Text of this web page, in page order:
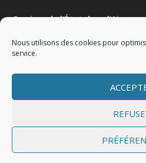
Nous utilisons des cookies pour
service.
Services de l'État dans l'Ain
Communauté de Communes
SMIDOM